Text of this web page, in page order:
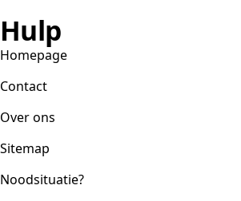
Hulp
Homepage
Contact
Over ons
Sitemap
Noodsituatie?